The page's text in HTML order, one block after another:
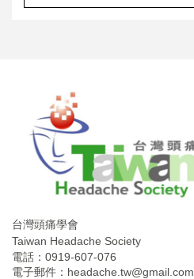
台灣頭痛學會
Taiwan Headache Society
電話：0919-607-076
電子郵件： headache.tw@gmail.com